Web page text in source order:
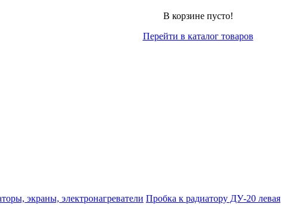
В корзине пусто!
Перейти в каталог товаров
экраны, электронагреватели Пробка к радиатору ДУ-20 левая